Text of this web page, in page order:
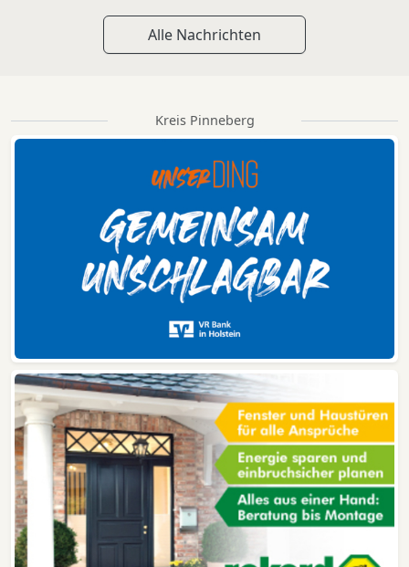
Alle Nachrichten
Kreis Pinneberg